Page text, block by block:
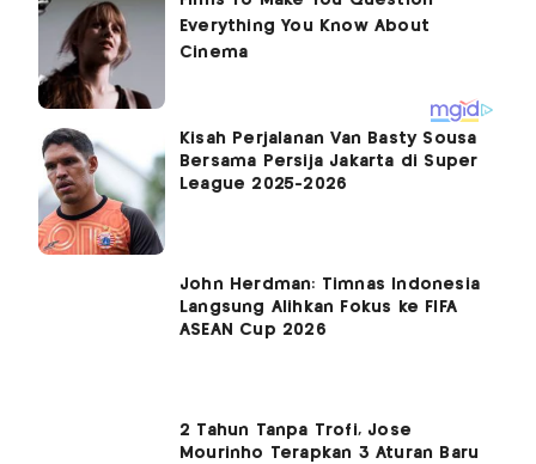
Kisah Perjalanan Van Basty Sousa
Bersama Persija Jakarta di Super
League 2025-2026
John Herdman: Timnas Indonesia
Langsung Alihkan Fokus ke FIFA
ASEAN Cup 2026
2 Tahun Tanpa Trofi, Jose
Mourinho Terapkan 3 Aturan Baru